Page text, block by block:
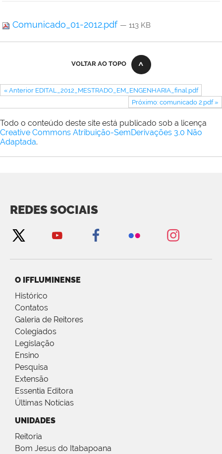
Comunicado_01-2012.pdf — 113 KB
VOLTAR AO TOPO
« Anterior EDITAL_2012_MESTRADO_EM_ENGENHARIA_final.pdf
Próximo: comunicado 2.pdf »
Todo o conteúdo deste site está publicado sob a licença
Creative Commons Atribuição-SemDerivações 3.0 Não
Adaptada.
REDES SOCIAIS
O IFFLUMINENSE
Histórico
Contatos
Galeria de Reitores
Colegiados
Legislação
Ensino
Pesquisa
Extensão
Essentia Editora
Últimas Notícias
UNIDADES
Reitoria
Bom Jesus do Itabapoana